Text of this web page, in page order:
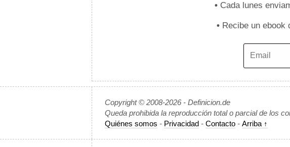
•Cada lunes
•Recibe un ebook
Copyright © 2008-2026 - Definicion.de
Queda prohibida la reproducción total o parcial de los
Quiénes somos - Privacidad - Contacto - Arriba ↑